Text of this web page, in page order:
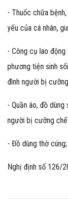
- Thuốc chữa
yếu của cá nhân,
- Công cụ lao
phương tiện sinh
đình người bị
- Quần áo, đồ
người bị cưỡng chế.
- Đồ dùng thờ
Nghị định số 126/